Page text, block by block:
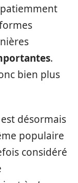
.
bien plus
désormais
populaire
considéré